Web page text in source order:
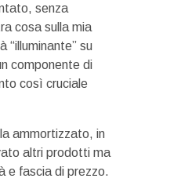
senza
cosa sulla mia
“illuminante” su
componente di
così cruciale
ammortizzato, in
altri prodotti ma
e fascia di prezzo.